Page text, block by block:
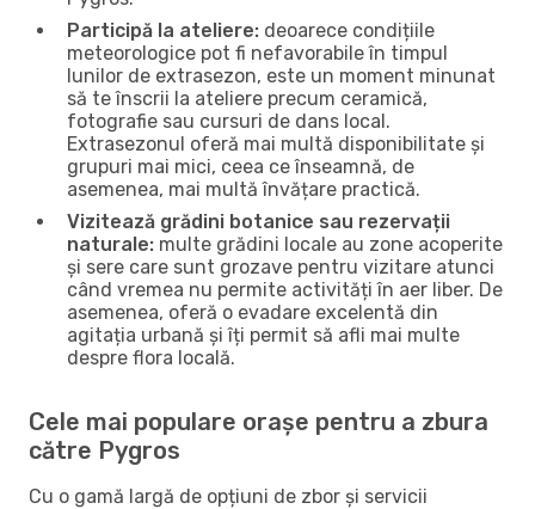
Participă la ateliere: deoarece condițiile
meteorologice pot fi nefavorabile în timpul
lunilor de extrasezon, este un moment minunat
să te înscrii la ateliere precum ceramică,
fotografie sau cursuri de dans local.
Extrasezonul oferă mai multă disponibilitate și
grupuri mai mici, ceea ce înseamnă, de
asemenea, mai multă învățare practică.
Vizitează grădini botanice sau rezervații
naturale: multe grădini locale au zone acoperite
și sere care sunt grozave pentru vizitare atunci
când vremea nu permite activități în aer liber. De
asemenea, oferă o evadare excelentă din
agitația urbană și îți permit să afli mai multe
despre flora locală.
Cele mai populare orașe pentru a zbura
către Pygros
Cu o gamă largă de opțiuni de zbor și servicii